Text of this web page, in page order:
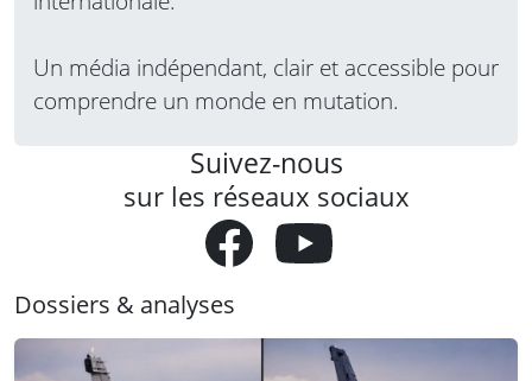
Un média indépendant, clair et accessible pour
comprendre un monde en mutation.
Suivez-nous
sur les réseaux sociaux
Dossiers & analyses